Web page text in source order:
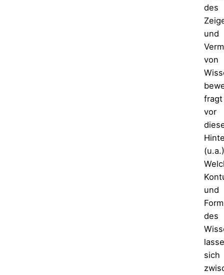
des
und
von
fragt
vor
und
des
sich